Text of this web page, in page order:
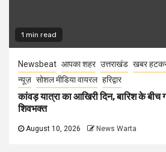
1 min read
Newsbeat आपका शहर उत्तराखंड खबर
न्यूज़ सोशल मीडिया वायरल हरिद्वार
कांवड़ यात्रा का आखिरी दिन, बारिश के
शिवभक्त
August 10, 2026 News Warta